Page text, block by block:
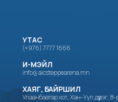
УТАС
(+976) 7777 1666
И-МЭЙЛ
info@aicsteppearena.mn
ХАЯГ, БАЙРШИЛ
Улаанбаатар хот, Хан-Уул дүүрэг,